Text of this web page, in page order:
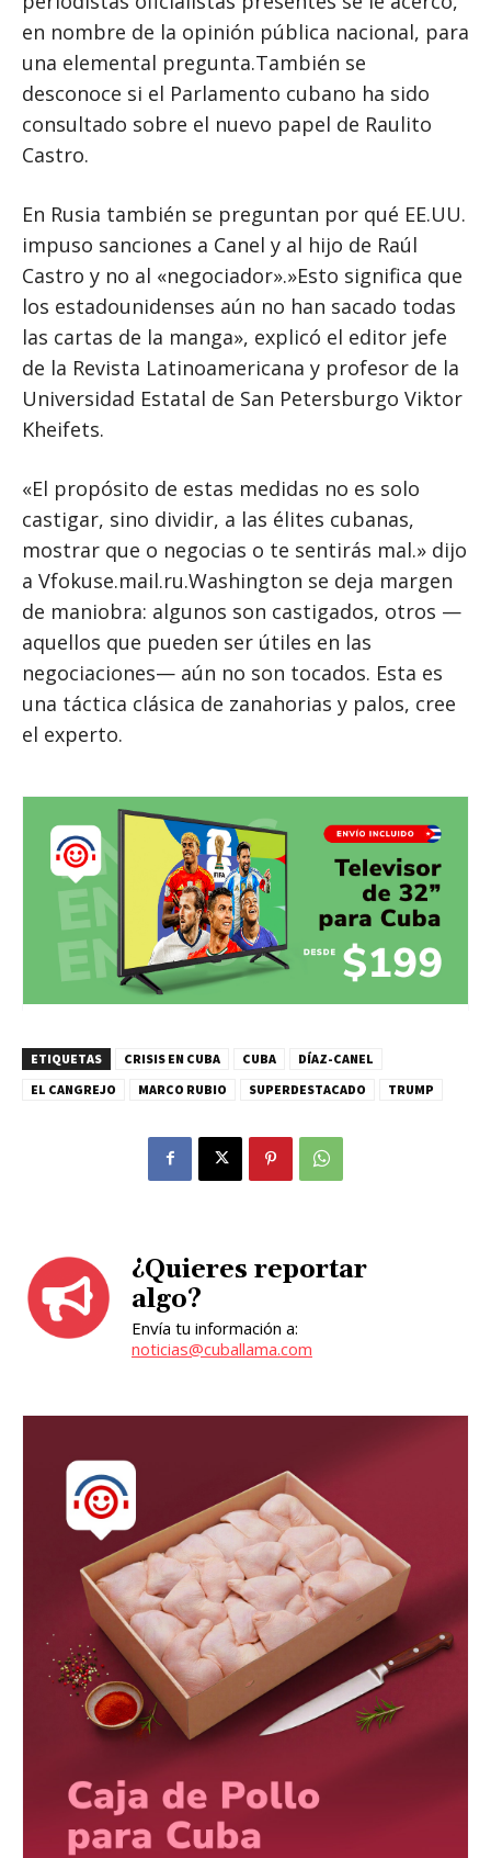
en nombre de la opinión pública nacional, para
una elemental pregunta.También se
desconoce si el Parlamento cubano ha sido
consultado sobre el nuevo papel de Raulito
Castro.
En Rusia también se preguntan por qué EE.UU.
impuso sanciones a Canel y al hijo de Raúl
Castro y no al «negociador».»Esto significa que
los estadounidenses aún no han sacado todas
las cartas de la manga», explicó el editor jefe
de la Revista Latinoamericana y profesor de la
Universidad Estatal de San Petersburgo Viktor
Kheifets.
«El propósito de estas medidas no es solo
castigar, sino dividir, a las élites cubanas,
mostrar que o negocias o te sentirás mal.» dijo
a Vfokuse.mail.ru.Washington se deja margen
de maniobra: algunos son castigados, otros —
aquellos que pueden ser útiles en las
negociaciones— aún no son tocados. Esta es
una táctica clásica de zanahorias y palos, cree
el experto.
ETIQUETAS CRISIS EN CUBA CUBA
DÍAZ-CANEL
EL CANGREJO
MARCO RUBIO SUPERDESTACADO TRUMP
¿Quieres reportar
algo?
Envía tu información a:
noticias@cuballama.com